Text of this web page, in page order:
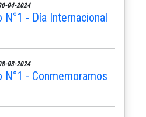
04-2024
- Día Internacional
03-2024
N°1 - Conmemoramos